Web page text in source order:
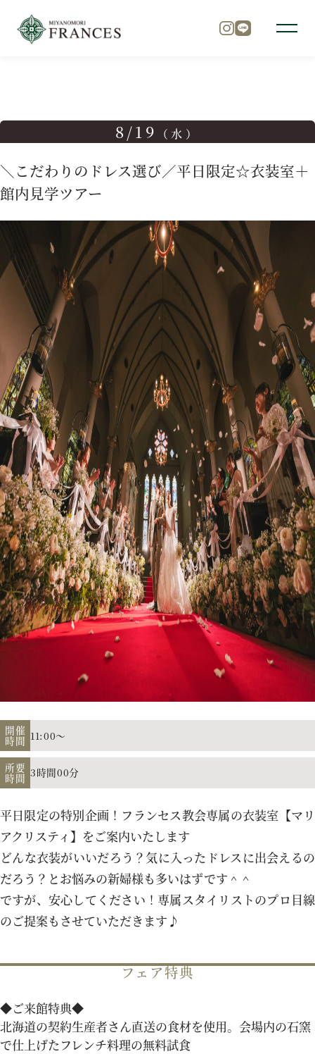
チャペル
料理
ドレス
プラン
施設紹介
フォトガイドツアー
ブライダルフェア
ニュース
パーティレポート
よくあるご質問
お電話でのご予約・お問い合わせ
TEL.011-633-1111
平日 11:00-19:00、土日祝 10:00-19:00
プロポーズご検討の方はこちら
パティスリーご利用の方はこちら
来店予約 オンライン相談
8/19 （水）
＼こだわりのドレス選び／平日限定☆衣装室＋
館内見学ツアー
開催
時間 11:00～
所要
時間 3時間00分
平日限定の特別企画！フランセス教会専属の衣装室【マリ
アクリスティ】をご案内いたします
どんな衣装がいいだろう？気に入ったドレスに出会えるの
だろう？とお悩みの新婦様も多いはずです＾＾
ですが、安心してください！専属スタイリストのプロ目線
のご提案もさせていただきます♪
フェア特典
◆ご来館特典◆
北海道の契約生産者さん直送の食材を使用。会場内の石窯
で仕上げたフレンチ料理の無料試食